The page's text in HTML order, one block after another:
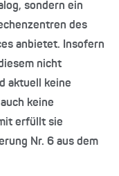
sondern ein
des
anbietet. Insofern
nicht
aktuell keine
keine
erfüllt sie
Nr. 6 aus dem